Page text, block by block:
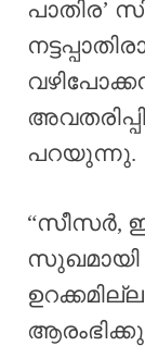
പാതിര’
പറയുന്നു.
“സീസർ,
സുഖമായി